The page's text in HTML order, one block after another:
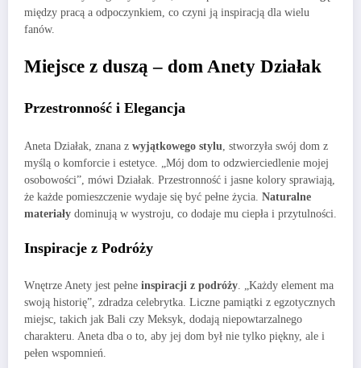
między pracą a odpoczynkiem, co czyni ją inspiracją dla wielu
fanów.
Miejsce z duszą – dom Anety Działak
Przestronność i Elegancja
Aneta Działak, znana z wyjątkowego stylu , stworzyła swój dom z
myślą o komforcie i estetyce. „Mój dom to odzwierciedlenie mojej
osobowości”, mówi Działak. Przestronność i jasne kolory sprawiają,
że każde pomieszczenie wydaje się być pełne życia. Naturalne
materiały dominują w wystroju, co dodaje mu ciepła i przytulności.
Inspiracje z Podróży
Wnętrze Anety jest pełne inspiracji z podróży. „Każdy element ma
swoją historię”, zdradza celebrytka. Liczne pamiątki z egzotycznych
miejsc, takich jak Bali czy Meksyk, dodają niepowtarzalnego
charakteru. Aneta dba o to, aby jej dom był nie tylko piękny, ale i
pełen wspomnień.